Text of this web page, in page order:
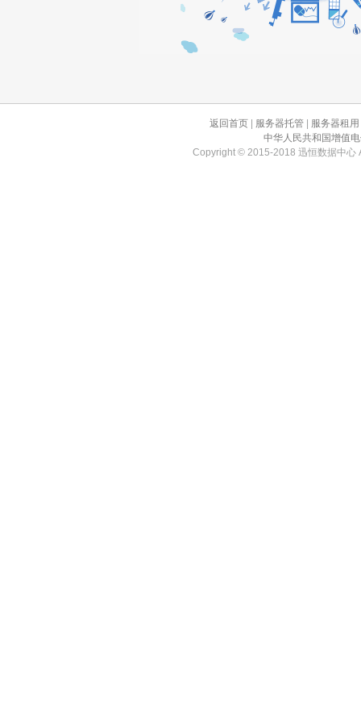
返回首页| 服务器托管| 服务器租用
中华人民共和国增值
Copyright © 2015-2018 迅恒数据中心